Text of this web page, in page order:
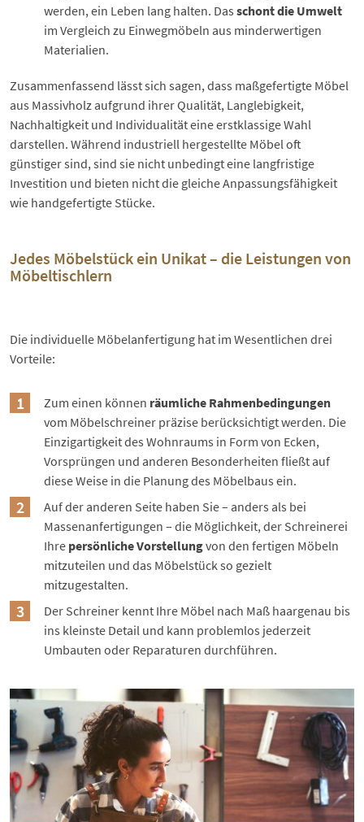
werden, ein Leben lang halten. Das schont die Umwelt
im Vergleich zu Einwegmöbeln aus minderwertigen
Materialien.
Zusammenfassend lässt sich sagen, dass maßgefertigte Möbel
aus Massivholz aufgrund ihrer Qualität, Langlebigkeit,
Nachhaltigkeit und Individualität eine erstklassige Wahl
darstellen. Während industriell hergestellte Möbel oft
günstiger sind, sind sie nicht unbedingt eine langfristige
Investition und bieten nicht die gleiche Anpassungsfähigkeit
wie handgefertigte Stücke.
Jedes Möbelstück ein Unikat – die Leistungen von
Möbeltischlern
Die individuelle Möbelanfertigung hat im Wesentlichen drei
Vorteile:
Zum einen können räumliche Rahmenbedingungen
vom Möbelschreiner präzise berücksichtigt werden. Die
Einzigartigkeit des Wohnraums in Form von Ecken,
Vorsprüngen und anderen Besonderheiten fließt auf
diese Weise in die Planung des Möbelbaus ein.
Auf der anderen Seite haben Sie – anders als bei
Massenanfertigungen – die Möglichkeit, der Schreinerei
Ihre persönliche Vorstellungvon den fertigen Möbeln
mitzuteilen und das Möbelstück so gezielt
mitzugestalten.
Der Schreiner kennt Ihre Möbel nach Maß haargenau bis
ins kleinste Detail und kann problemlos jederzeit
Umbauten oder Reparaturen durchführen.